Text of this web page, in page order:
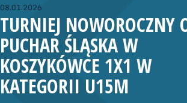
08.01.2026
TURNIEJ NOWOROCZNY
PUCHAR ŚLĄSKA W
KOSZYKÓWCE 1X1 W
KATEGORII U15M